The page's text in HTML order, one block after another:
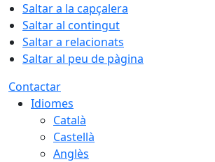
Saltar a la capçalera
Saltar al contingut
Saltar a relacionats
Saltar al peu de pàgina
Contactar
Idiomes
Català
Castellà
Anglès